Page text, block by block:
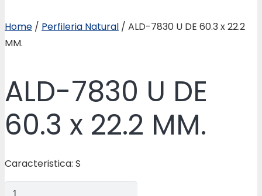
Home / Perfileria Natural / ALD-7830 U DE 60.3 x 22.2
MM.
ALD-7830 U DE
60.3 x 22.2 MM.
Caracteristica: S
ALD-